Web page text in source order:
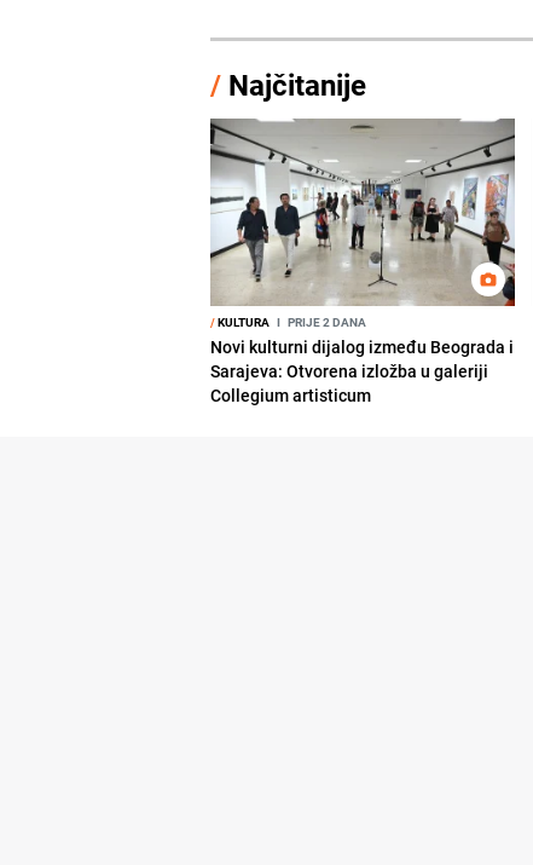
/ Najčitanije
/KULTURA I PRIJE 2 DANA
Novi kulturni dijalog između Beograda i
Sarajeva: Otvorena izložba u galeriji
Collegium artisticum